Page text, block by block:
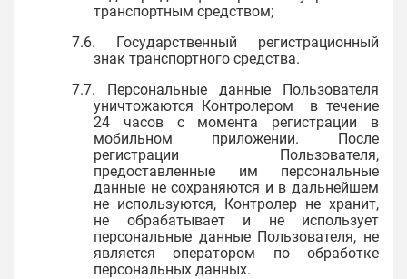
транспортным средством;
7.6. Государственный регистрационный
знак транспортного средства.
7.7. Персональные данные Пользователя
уничтожаются Контролером в течение
24 часов с момента регистрации в
мобильном приложении. После
регистрации Пользователя,
предоставленные им персональные
данные не сохраняются и в дальнейшем
не используются, Контролер не хранит,
не обрабатывает и не использует
персональные данные Пользователя, не
является оператором по обработке
персональных данных.